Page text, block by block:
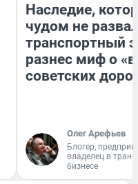
Наследие,
чудом не
транспортный
разнес миф о
советских
Олег Арефьев
Блогер,
владелец в
бизнесе